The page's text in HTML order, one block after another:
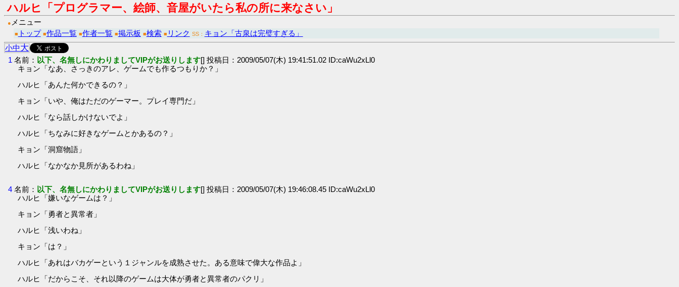
ハルヒ「プログラマー、絵師、音屋がいたら私の所に来なさい」
● メニュー
■ トップ ■作品一覧 ■作者一覧 ■掲示板 ■検索 ■ リンク SS： キョン「古泉は完璧すぎる」
小中大
1 名前： 以下、名無しにかわりましてVIPがお送りします[] 投稿日：2009/05/07(木) 19:41:51.02 ID:caWu2xLl0
キョン「なあ、さっきのアレ、ゲームでも作るつもりか？」
ハルヒ「あんた何かできるの？」
キョン「いや、俺はただのゲーマー。プレイ専門だ」
ハルヒ「なら話しかけないでよ」
ハルヒ「ちなみに好きなゲームとかあるの？」
キョン「洞窟物語」
ハルヒ「なかなか見所があるわね」
4 名前： 以下、名無しにかわりましてVIPがお送りします[] 投稿日：2009/05/07(木) 19:46:08.45 ID:caWu2xLl0
ハルヒ「嫌いなゲームは？」
キョン「勇者と異常者」
ハルヒ「浅いわね」
キョン「は？」
ハルヒ「あれはバカゲーという１ジャンルを成熟させた。ある意味で偉大な作品よ」
ハルヒ「だからこそ、それ以降のゲームは大体が勇者と異常者のパクリ」